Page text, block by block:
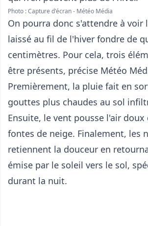
Photo : Capture d'écran - Météo Média
On pourra donc s'attendre à voir
laissé au fil de l'hiver fondre de
centimètres. Pour cela, trois
être présents, précise Météo
Premièrement, la pluie fait en
gouttes plus chaudes au sol
Ensuite, le vent pousse l'air
fontes de neige. Finalement, les
retiennent la douceur en
émise par le soleil vers le sol,
durant la nuit.